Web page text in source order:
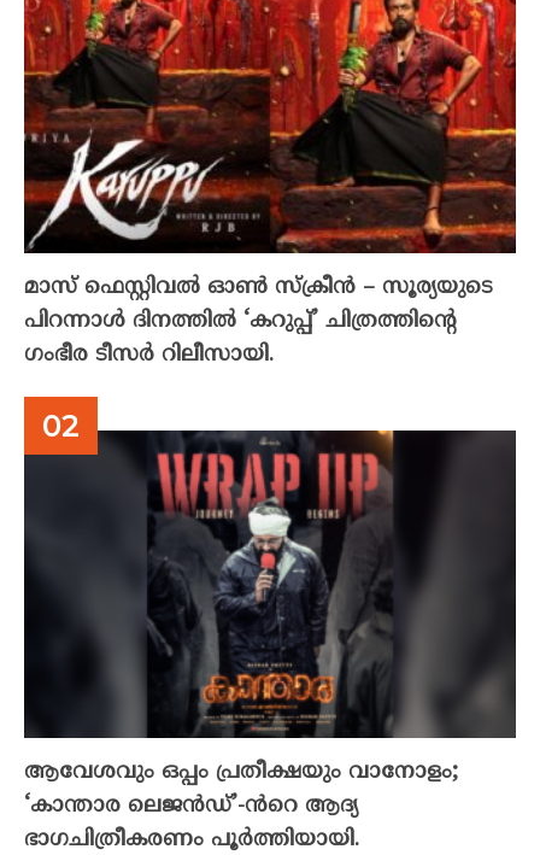
മാസ് ഫെസ്റ്റിവൽ ഓൺ സ്‌ക്രീൻ – സൂര്യയുടെ
പിറന്നാൾ ദിനത്തിൽ ‘കറുപ്പ്’ ചിത്രത്തിന്റെ
ഗംഭീര ടീസർ റിലീസായി.
ആവേശവും ഒപ്പം പ്രതീക്ഷയും വാനോളം;
‘കാന്താര ലെജൻഡ്’-ൻറെ ആദ്യ
ഭാഗചിത്രീകരണം പൂർത്തിയായി.